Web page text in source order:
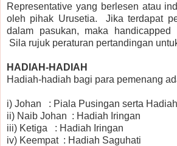
Representative yang berlesen atau
oleh pihak Urusetia. Jika terdapat
dalam pasukan, maka
Sila rujuk peraturan pertandingan
HADIAH-HADIAH
Hadiah-hadiah bagi para pemenang
i) Johan : Piala Pusingan serta
ii) Naib Johan : Hadiah Iringan
iii) Ketiga : Hadiah Iringan
iv) Keempat : Hadiah Saguhati